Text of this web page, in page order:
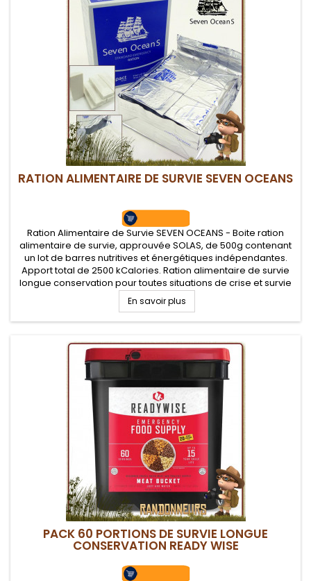
RATION ALIMENTAIRE DE SURVIE SEVEN OCEANS
Ration Alimentaire de Survie SEVEN OCEANS - Boite ration
alimentaire de survie, approuvée SOLAS, de 500g contenant
un lot de barres nutritives et énergétiques indépendantes.
Apport total de 2500 kCalories. Ration alimentaire de survie
longue conservation pour toutes situations de crise et survie
En savoir plus
PACK 60 PORTIONS DE SURVIE LONGUE
CONSERVATION READY WISE